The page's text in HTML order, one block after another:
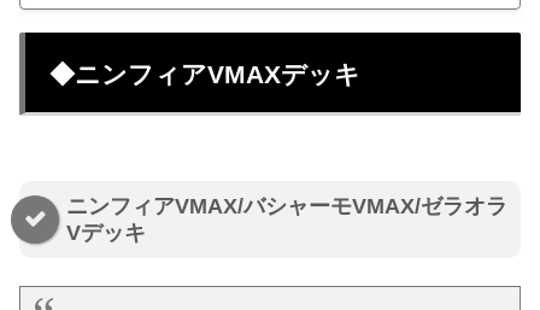
◆ニンフィアVMAXデッキ
ニンフィアVMAX/バシャーモVMAX/ゼラオラ
Vデッキ